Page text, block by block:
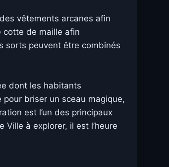
vêtements arcanes afin
cotte de maille afin
sorts peuvent être combinés
dont les habitants
briser un sceau magique,
est l’un des principaux
à explorer, il est l’heure